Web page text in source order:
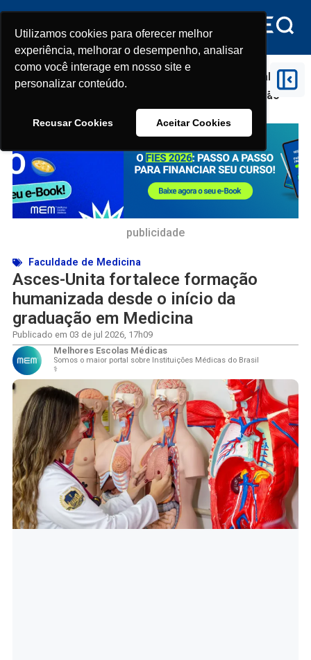
Utilizamos cookies para oferecer melhor
experiência, melhorar o desempenho, analisar
como você interage em nosso site e
personalizar conteúdo.
Recusar Cookies Aceitar Cookies
Utilizamos cookies para oferecer melhor
experiência, melhorar o desempenho, analisar
como você interage em nosso site e
personalizar conteúdo.
Recusar Cookies Aceitar Cookies
Faculdade de Medicina
Asces-Unita fortalece
formação humanizada desde o início da graduação
publicidade
Faculdade de Medicina
Asces-Unita fortalece formação
humanizada desde o início da
graduação em Medicina
Publicado em 03 de jul 2026, 17h09
Melhores Escolas Médicas
Somos o maior portal sobre Instituições Médicas do Brasil
⚕️